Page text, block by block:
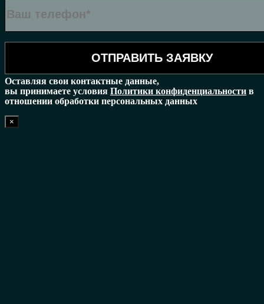
Оставляя свои контактные данные,
вы принимаете условия Политики конфиденциальности в
отношении обработки персональных данных
×